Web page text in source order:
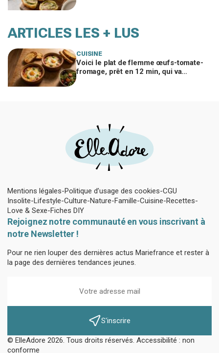
ARTICLES LES + LUS
CUISINE
Voici le plat de flemme œufs-tomate-
fromage, prêt en 12 min, qui va
Mentions légales Politique d’usage des cookies CGU
Insolite Lifestyle Culture Nature Famille Cuisine Recettes
Love & Sexe Fiches DIY
Rejoignez notre communauté en vous inscrivant à
notre Newsletter !
Pour ne rien louper des dernières actus Mariefrance et rester à
la page des dernières tendances jeunes.
S'inscrire
© ElleAdore 2026. Tous droits réservés. Accessibilité : non
conforme